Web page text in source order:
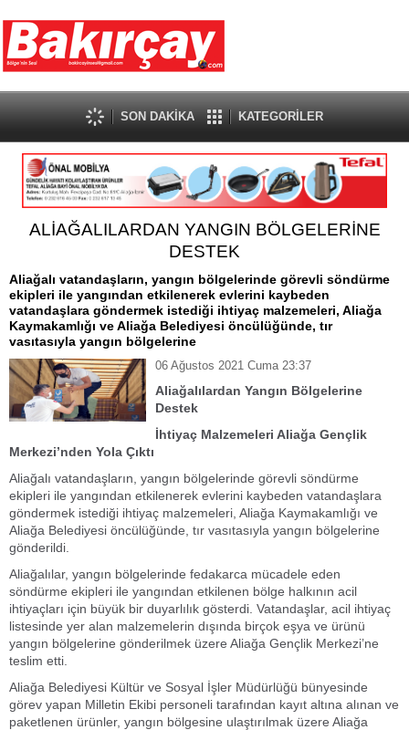
SON DAKİKA KATEGORİLER
ALİAĞALILARDAN YANGIN BÖLGELERİNE
DESTEK
Aliağalı vatandaşların, yangın bölgelerinde görevli söndürme
ekipleri ile yangından etkilenerek evlerini kaybeden
vatandaşlara göndermek istediği ihtiyaç malzemeleri, Aliağa
Kaymakamlığı ve Aliağa Belediyesi öncülüğünde, tır
vasıtasıyla yangın bölgelerine
06 Ağustos 2021 Cuma 23:37
Aliağalılardan Yangın Bölgelerine
Destek
İhtiyaç Malzemeleri Aliağa Gençlik
Merkezi’nden Yola Çıktı
Aliağalı vatandaşların, yangın bölgelerinde görevli söndürme
ekipleri ile yangından etkilenerek evlerini kaybeden vatandaşlara
göndermek istediği ihtiyaç malzemeleri, Aliağa Kaymakamlığı ve
Aliağa Belediyesi öncülüğünde, tır vasıtasıyla yangın bölgelerine
gönderildi.
Aliağalılar, yangın bölgelerinde fedakarca mücadele eden
söndürme ekipleri ile yangından etkilenen bölge halkının acil
ihtiyaçları için büyük bir duyarlılık gösterdi. Vatandaşlar, acil ihtiyaç
listesinde yer alan malzemelerin dışında birçok eşya ve ürünü
yangın bölgelerine gönderilmek üzere Aliağa Gençlik Merkezi’ne
teslim etti.
Aliağa Belediyesi Kültür ve Sosyal İşler Müdürlüğü bünyesinde
görev yapan Milletin Ekibi personeli tarafından kayıt altına alınan ve
paketlenen ürünler, yangın bölgesine ulaştırılmak üzere Aliağa